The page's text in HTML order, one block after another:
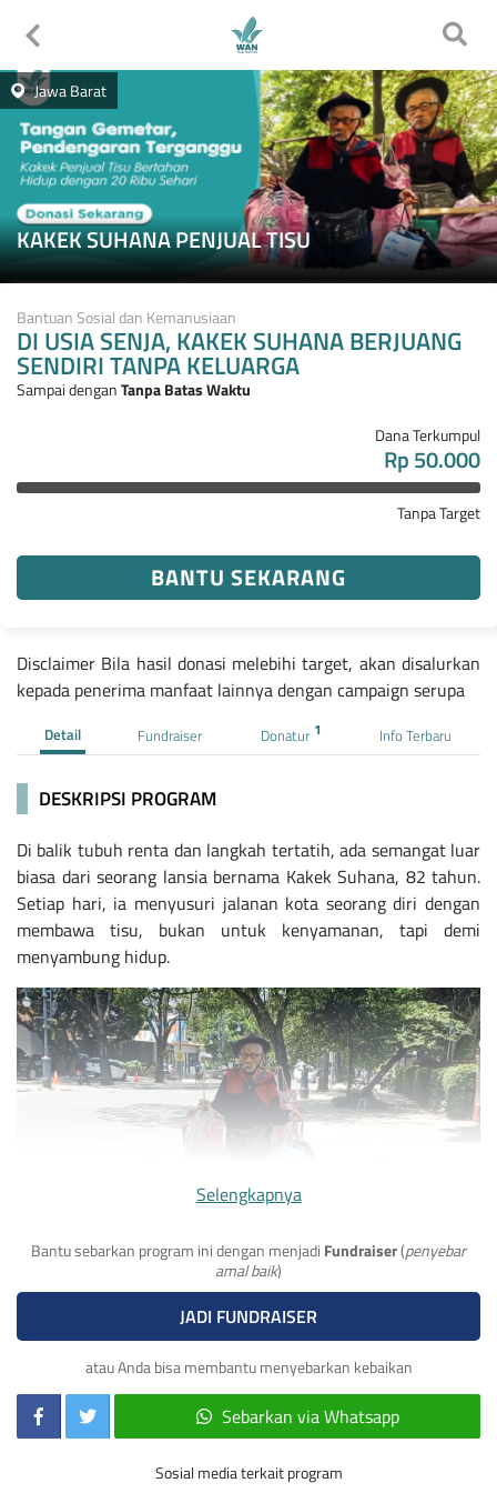
KAKEK SUHANA PENJUAL TISU
Jawa Barat
Bantuan Sosial dan Kemanusiaan
DI USIA SENJA, KAKEK SUHANA BERJUANG
SENDIRI TANPA KELUARGA
Sampai denganTanpa Batas Waktu
Dana Terkumpul
Rp 50.000
Tanpa Target
BANTU SEKARANG
Disclaimer Bila hasil donasi melebihi target, akan disalurkan
kepada penerima manfaat lainnya dengan campaign serupa
Detail Fundraiser Donatur 1 Info Terbaru
DESKRIPSI PROGRAM
Di balik tubuh renta dan langkah tertatih, ada semangat luar
biasa dari seorang lansia bernama Kakek Suhana, 82 tahun.
Setiap hari, ia menyusuri jalanan kota seorang diri dengan
membawa tisu, bukan untuk kenyamanan, tapi demi
menyambung hidup.
Setelah istri tercinta meninggal, Kakek Suhana tak punya
siapa-siapa. Ia tinggal di kontrakan kecil berukuran 3x5
Rp20.000 per hari, bahkan tak jarang pulang tanpa satu pun
lembar rupiah di tangan.
Selengkapnya
Bantu sebarkan program ini dengan menjadi Fundraiser(penyebar
amal baik)
JADI FUNDRAISER
atau Anda bisa membantu menyebarkan kebaikan
Sebarkan via Whatsapp
Sosial media terkait program